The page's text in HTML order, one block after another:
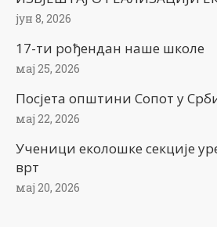
јун 8, 2026
17-ти рођендан наше школе
мај 25, 2026
Посјета општини Сопот у
мај 22, 2026
Ученици еколошке секције
врт
мај 20, 2026